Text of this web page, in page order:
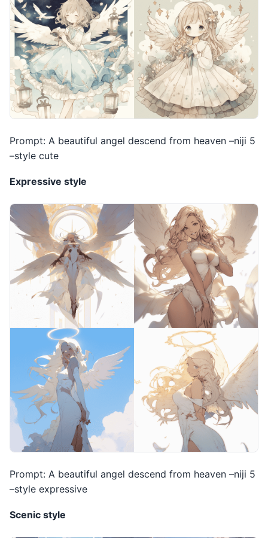
Prompt: A beautiful angel descend from heaven –niji 5
–style cute
Expressive style
Prompt: A beautiful angel descend from heaven –niji 5
–style expressive
Scenic style